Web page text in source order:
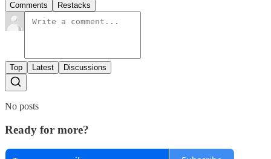
Comments Restacks
Top Latest Discussions
No posts
Ready for more?